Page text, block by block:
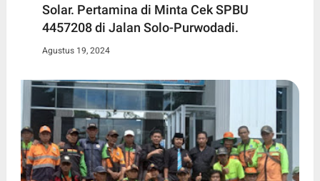
Solar. Pertamina di Minta Cek SPBU
4457208 di Jalan Solo-Purwodadi.
Agustus 19, 2024